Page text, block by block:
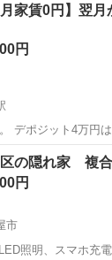
月家賃0円】翌
円
ジット4万円は預かり
で5分。 神領駅か
車で30分程度。 全５
神領駅 シェアハ
の隠れ家 複
円
市
照明、スマホ充